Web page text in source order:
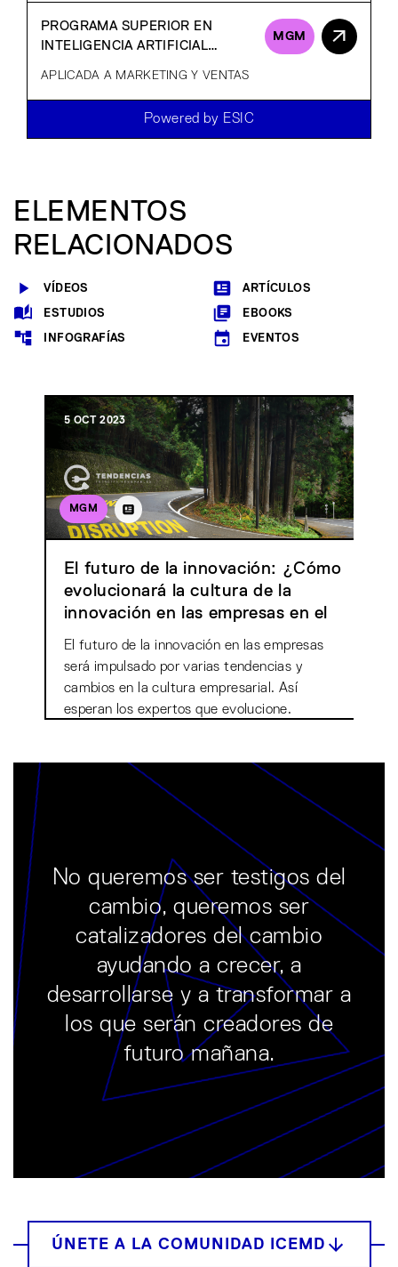
PROGRAMA SUPERIOR EN
INTELIGENCIA ARTIFICIAL
MGM
APLICADA A MARKETING Y VENTAS
Powered by ESIC
ELEMENTOS
RELACIONADOS
VÍDEOS ARTÍCULOS
ESTUDIOS EBOOKS
INFOGRAFÍAS EVENTOS
MGM
5 OCT 2023
El futuro de la innovación: ¿Cómo
evolucionará la cultura de la
innovación en las empresas en el
futuro?
El futuro de la innovación en las empresas
será impulsado por varias tendencias y
cambios en la cultura empresarial. Así
esperan los expertos que evolucione.
No queremos ser testigos del
cambio, queremos ser
catalizadores del cambio
ayudando a crecer, a
desarrollarse y a transformar a
los que serán creadores de
futuro mañana.